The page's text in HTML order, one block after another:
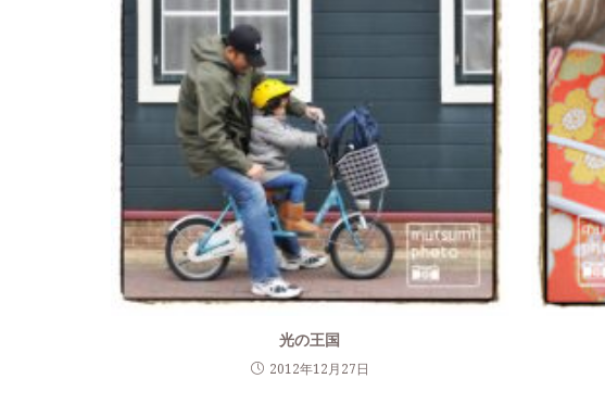
光の王国
2012年12月27日